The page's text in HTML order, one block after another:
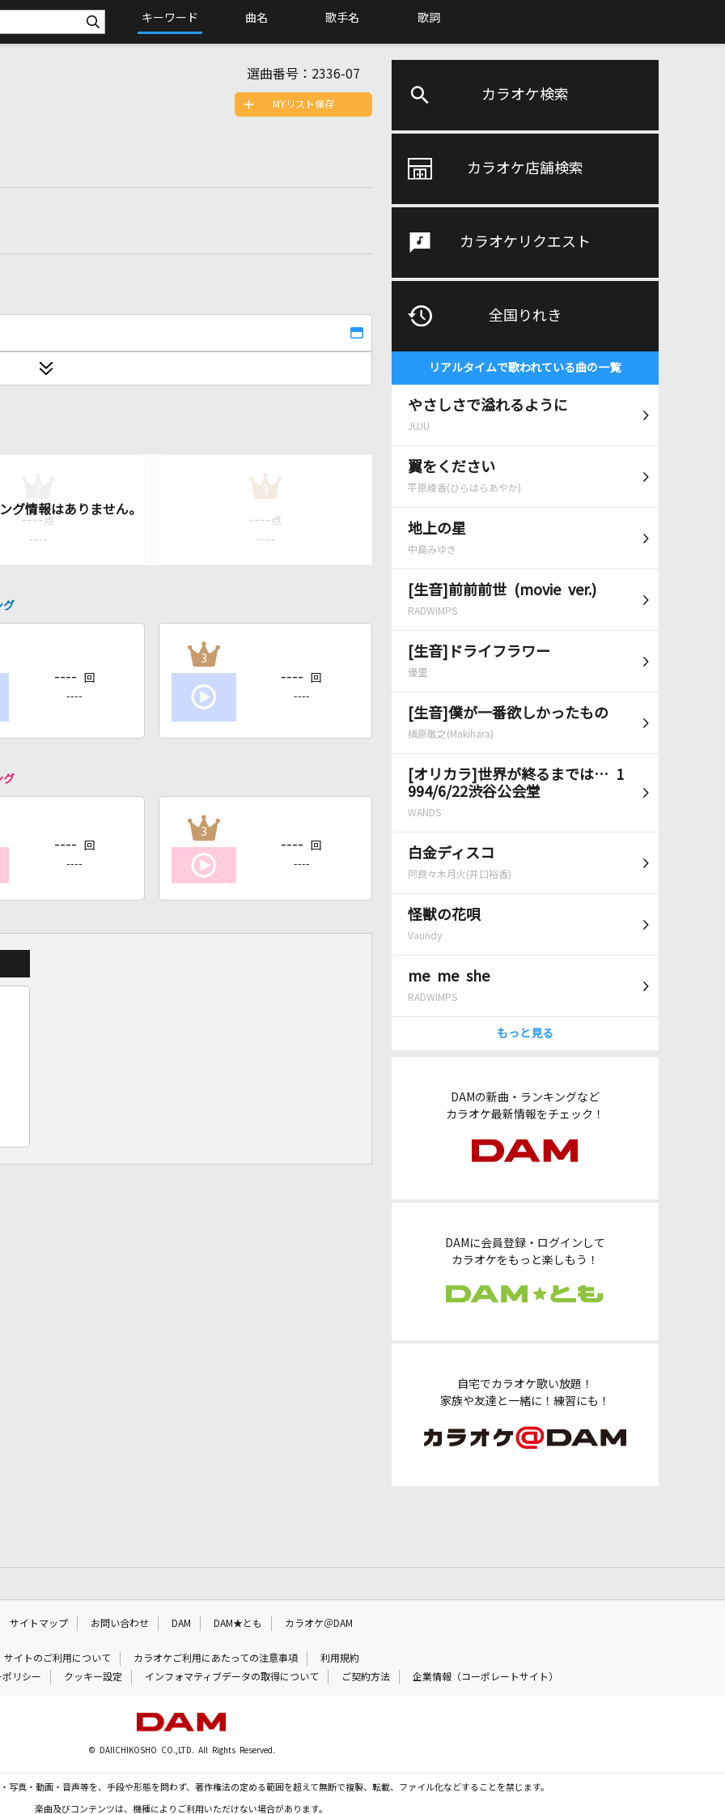
キーワード 曲名 歌手名 歌詞
カラオケ検索
カラオケ店舗検索
カラオケリクエスト
全国りれき
リアルタイムで歌われている曲の一覧
やさしさで溢れるように
JUJU
翼をください
平原綾香(ひらはらあやか)
地上の星
中島みゆき
[生音]前前前世 (movie ver.)
RADWIMPS
[生音]ドライフラワー
優里
[生音]僕が一番欲しかったもの
槇原敬之(Makihara)
[オリカラ]世界が終るまでは… 1
994/6/22渋谷公会堂
WANDS
白金ディスコ
阿良々木月火(井口裕香)
怪獣の花唄
Vaundy
me me she
RADWIMPS
もっと見る
DAMの新曲・ランキングなど
カラオケ最新情報をチェック！
DAMに会員登録・ログインして
カラオケをもっと楽しもう！
自宅でカラオケ歌い放題！
家族や友達と一緒に！練習にも！
選曲番号： 2336-07
MYリスト保存
---- 点
----
3
---- 点
----
グ
---- 回
----
3
---- 回
----
グ
---- 回
----
3
---- 回
----
サイトマップ お問い合わせ DAM DAM★とも カラオケ＠DAM
サイトのご利用について カラオケご利用にあたっての注意事項
利用規約
リシー
クッキー設定 インフォマティブデータの取得について ご契約方法 企業情報（コーポレートサイト）
© DAIICHIKOSHO CO.,LTD. All Rights Reserved.
写真・動画・音声等を、手段や形態を問わず、著作権法の定める範囲を超えて無断で複製、転載、ファイル化などすることを禁じます。
楽曲及びコンテンツは、機種によりご利用いただけない場合があります。